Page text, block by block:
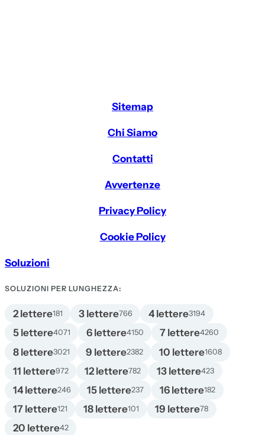
Sitemap
Chi Siamo
Contatti
Avvertenze
Privacy Policy
Cookie Policy
Soluzioni
SOLUZIONI PER LUNGHEZZA:
2 lettere181 3 lettere766 4 lettere3194
5 lettere4071 6 lettere4150 7 lettere4260
8 lettere3021 9 lettere2382 10 lettere1608
11 lettere972 12 lettere782 13 lettere423
14 lettere246 15 lettere237 16 lettere182
17 lettere121 18 lettere101 19 lettere78
20 lettere42